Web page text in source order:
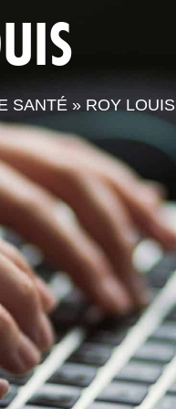
ACTUALITÉS
SANTÉ» ROY LOUIS